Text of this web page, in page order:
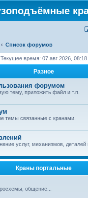
Список форумов
Текущее время: 07 авг 2026, 08:18
Разное
форумом
тему, приложить файл и т.п.
темы связанные с кранами.
услуг, механизмов, деталей
Краны портальные
общение...